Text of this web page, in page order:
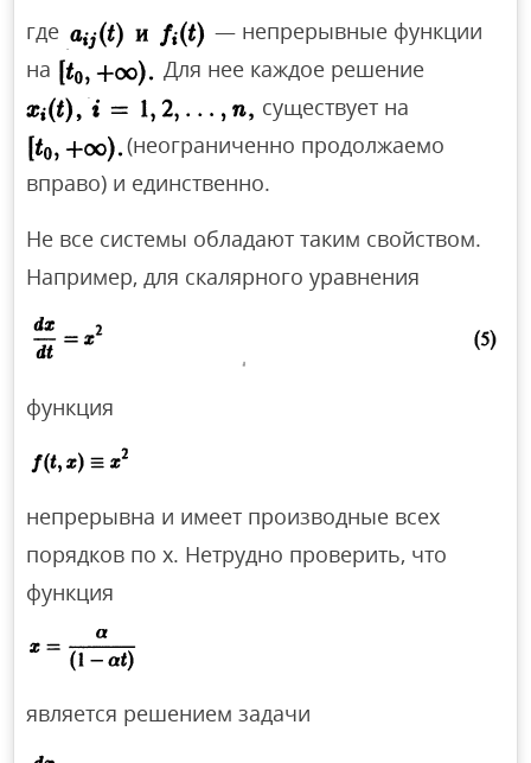
где
— непрерывные функции
на
Для нее каждое решение
существует на
(неограниченно продолжаемо
вправо) и единственно.
Не все системы обладают таким свойством.
Например, для скалярного уравнения
функция
непрерывна и имеет производные всех
порядков по х. Нетрудно проверить, что
функция
является решением задачи